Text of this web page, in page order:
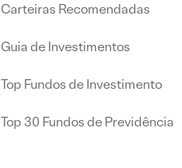
Carteiras Recomendadas
Guia de Investimentos
Top Fundos de Investimento
Top 30 Fundos de Previdência